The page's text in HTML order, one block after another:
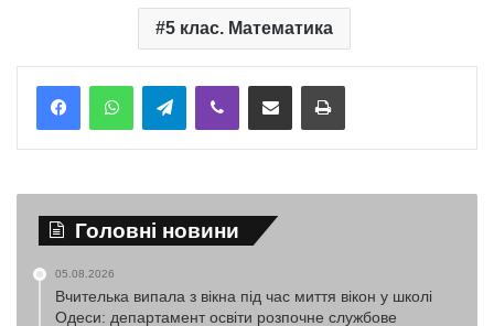
5 клас. Математика
TelegramViber Надіслати електронною поштоюНадрукувати
Головні новини
05.08.2026
Вчителька випала з вікна під час миття вікон у школі
Одеси: департамент освіти розпочне службове